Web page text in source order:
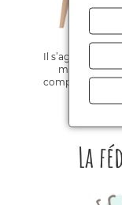
Il s’agit d’une
même
compétence
pas
La